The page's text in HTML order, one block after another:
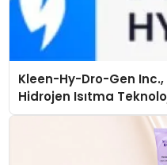
Kleen-Hy-Dro-Gen Inc.,
Hidrojen Isıtma
Düzenleyici Onaylarını